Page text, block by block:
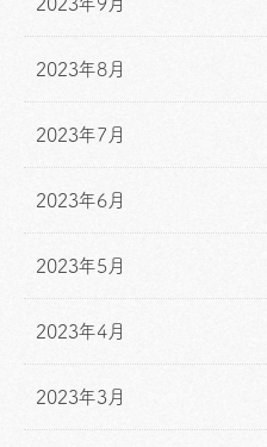
2023年8月
2023年7月
2023年6月
2023年5月
2023年4月
2023年3月